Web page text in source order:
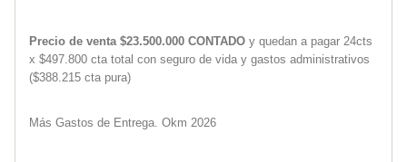
Precio de venta $23.500.000 CONTADO y quedan a pagar 24cts
x $497.800 cta total con seguro de vida y gastos administrativos
($388.215 cta pura)
Más Gastos de Entrega. Okm 2026